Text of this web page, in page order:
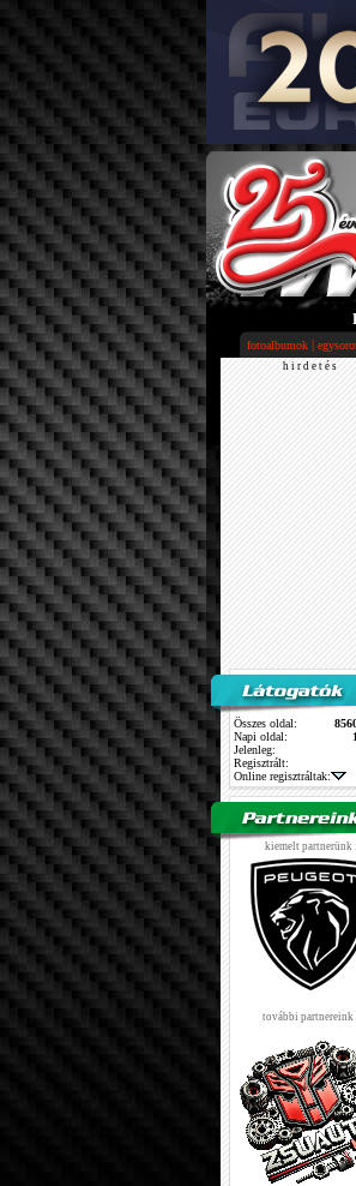
fotoalbumok |
h i r d e t é s
Összes oldal:
Napi oldal:
Jelenleg:
Regisztrált:
Online regisztráltak:
kiemelt partnerünk :
további partnereink